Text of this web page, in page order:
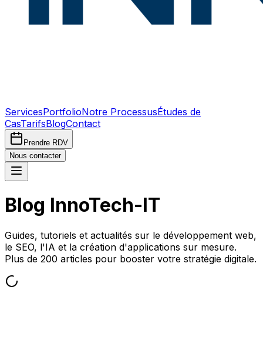
ServicesPortfolioNotre ProcessusÉtudes de
CasTarifsBlogContact
Prendre RDV
Nous contacter
Blog InnoTech-IT
Guides, tutoriels et actualités sur le développement web,
le SEO, l'IA et la création d'applications sur mesure.
Plus de 200 articles pour booster votre stratégie digitale.